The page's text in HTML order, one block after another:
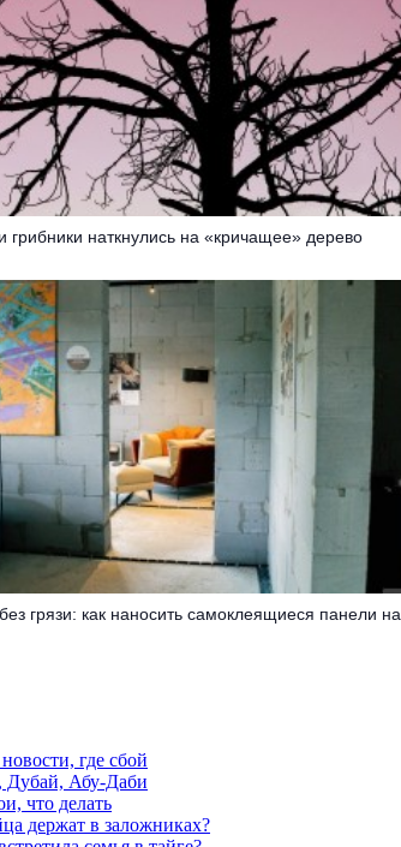
грибники наткнулись на «кричащее» дерево
грязи: как наносить самоклеящиеся панели на
где сбой
Дубай, Абу-Даби
что делать
держат в заложниках?